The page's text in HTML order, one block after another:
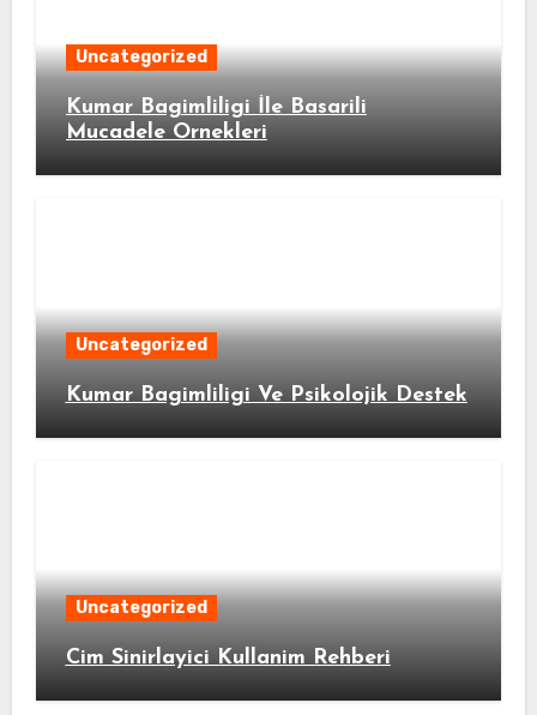
Uncategorized
Kumar Bagimliligi İle Basarili
Mucadele Ornekleri
Uncategorized
Kumar Bagimliligi Ve Psikolojik Destek
Uncategorized
Cim Sinirlayici Kullanim Rehberi